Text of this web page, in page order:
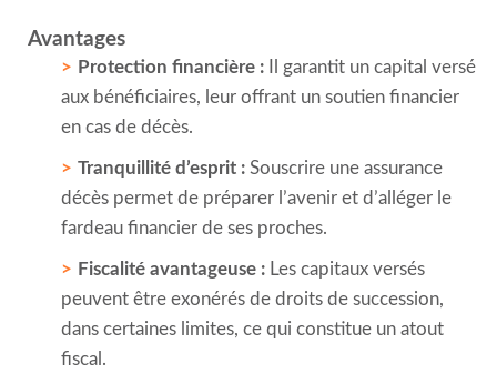
Avantages
Protection financière : Il garantit un capital versé
aux bénéficiaires, leur offrant un soutien financier
en cas de décès.
Tranquillité d’esprit : Souscrire une assurance
décès permet de préparer l’avenir et d’alléger le
fardeau financier de ses proches.
Fiscalité avantageuse : Les capitaux versés
peuvent être exonérés de droits de succession,
dans certaines limites, ce qui constitue un atout
fiscal.